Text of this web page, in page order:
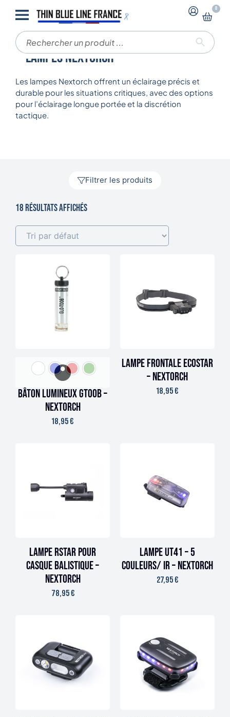
0
Accueil Lampes tactiques Lampes NEXTORCH
Lampes NEXTORCH
Les lampes Nextorch offrent un éclairage précis et
durable pour les situations critiques, avec des options
pour l’éclairage longue portée et la discrétion
tactique.
Filtrer les produits
18 résultats affichés
Bâton Lumineux GTOOB –
Nextorch
18,95€
Lampe frontale ECOSTAR
– Nextorch
18,95€
Lampe RSTAR pour
casque balistique –
Nextorch
78,95€
Lampe UT41 – 5
couleurs/ IR – Nextorch
27,95€